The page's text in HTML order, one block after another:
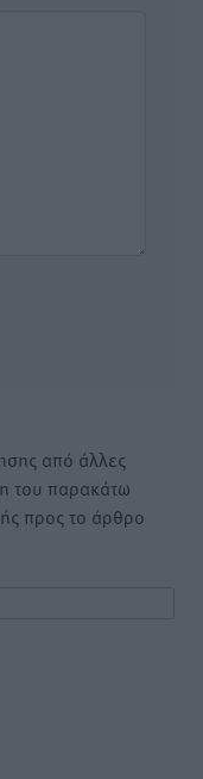
από άλλες
του παρακάτω
προς το άρθρο